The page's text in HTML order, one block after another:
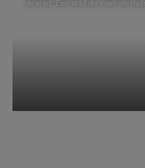
de stad: 'Een stad die voelt als thuis'